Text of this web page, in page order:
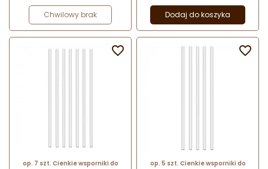
Chwilowy brak Dodaj do koszyka
op. 7 szt. Cienkie wsporniki do

op. 5 szt. Cienkie wsporniki do
